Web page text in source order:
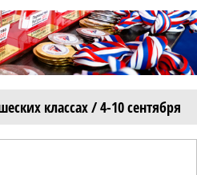
классах / 4-10 сентября